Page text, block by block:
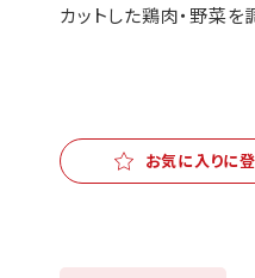
カットした鶏肉・野菜
お気に入りに